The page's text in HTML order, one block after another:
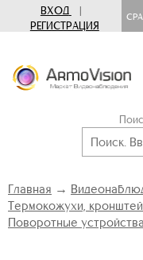
ВХОД
|
РЕГИСТРАЦИЯ
Главная →
Термокожухи,
Поворотные